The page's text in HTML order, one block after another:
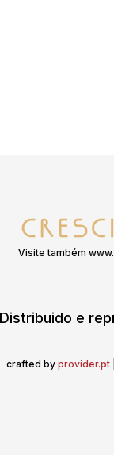
Visite também
e
crafted by provider.pt